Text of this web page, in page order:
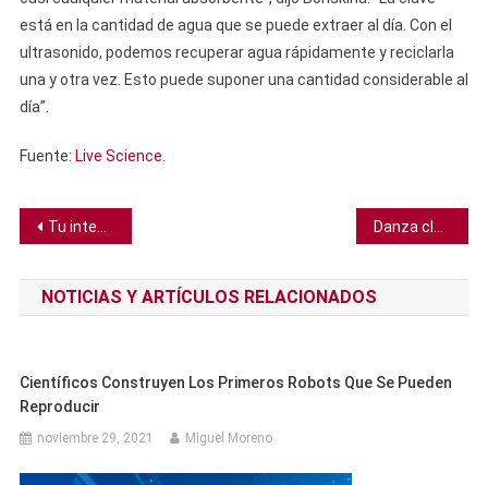
está en la cantidad de agua que se puede extraer al día. Con el
ultrasonido, podemos recuperar agua rápidamente y reciclarla
una y otra vez. Esto puede suponer una cantidad considerable al
día”.
Fuente: Live Science
Navegación
de
entradas
Tu intestino podría controlar silenciosamente tu sueño, según estudio
NOTICIAS Y ARTÍCULOS RELACIONADOS
Científicos Construyen Los Primeros Robots Que Se Pueden
Reproducir
noviembre 29, 2021 Miguel Moreno